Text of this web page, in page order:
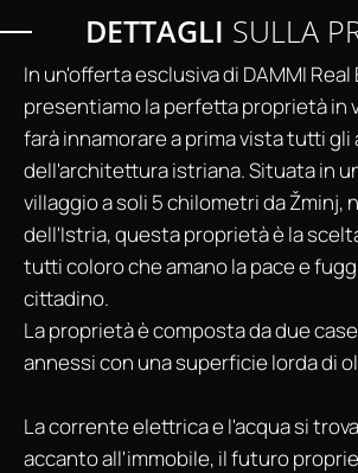
DETTAGLI SULLA
In un'offerta esclusiva di DAMMI
presentiamo la perfetta proprietà in
farà innamorare a prima vista tutti gli
dell'architettura istriana. Situata in
villaggio a soli 5 chilometri da Žminj,
dell'Istria, questa proprietà è la
tutti coloro che amano la pace e
cittadino.
La proprietà è composta da due
annessi con una superficie lorda di
La corrente elettrica e l'acqua si
accanto all'immobile, il futuro